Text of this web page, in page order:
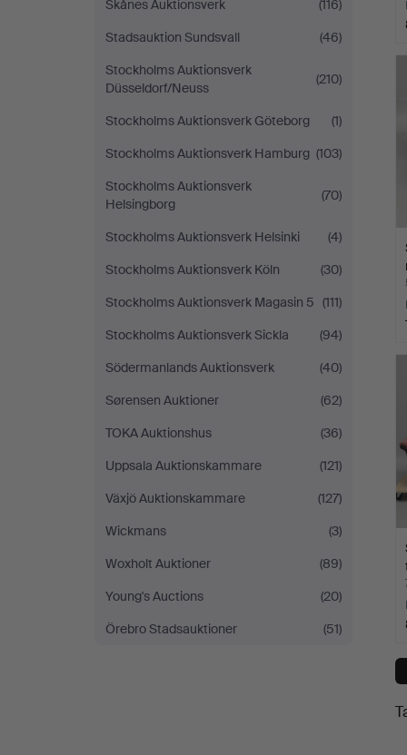
Skånes Auktionsverk
(116)
Stadsauktion Sundsvall
(46)
Stockholms Auktionsverk
Düsseldorf/Neuss
(210)
Stockholms Auktionsverk Göteborg
(1)
Stockholms Auktionsverk Hamburg (103)
Stockholms Auktionsverk
Helsingborg
(70)
Stockholms Auktionsverk Helsinki
(4)
Stockholms Auktionsverk Köln
(30)
Stockholms Auktionsverk Magasin 5 (111)
Stockholms Auktionsverk Sickla
(94)
Södermanlands Auktionsverk
(40)
Sørensen Auktioner
(62)
TOKA Auktionshus
(36)
Uppsala Auktionskammare
(121)
Växjö Auktionskammare
(127)
Wickmans
(3)
Woxholt Auktioner
(89)
Young's Auctions
(20)
Örebro Stadsauktioner
(51)